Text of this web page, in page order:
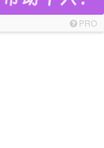
PRO